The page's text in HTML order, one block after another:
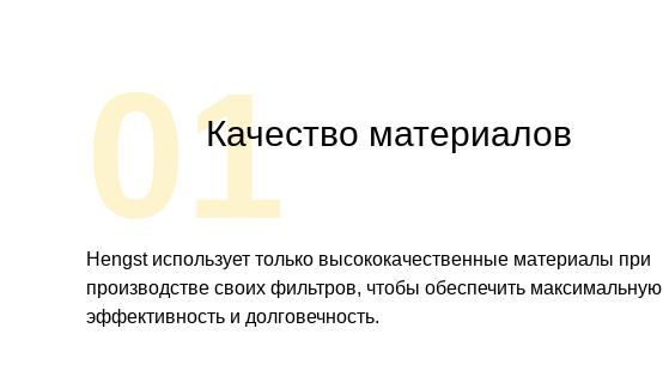
01Качество материалов
Hengst использует только высококачественные материалы при
производстве своих фильтров, чтобы обеспечить максимальную
эффективность и долговечность.